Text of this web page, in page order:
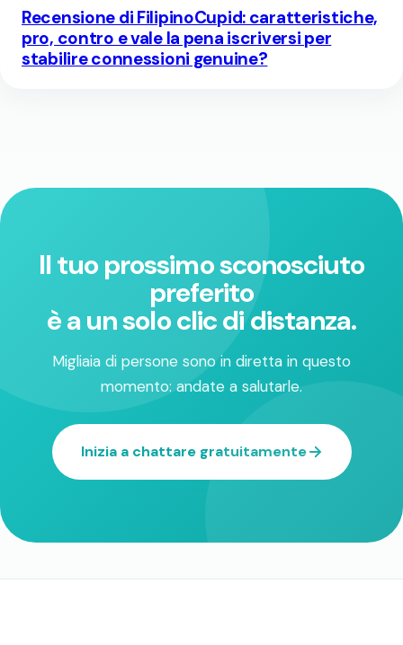
Recensione di FilipinoCupid: caratteristiche,
pro, contro e vale la pena iscriversi per
stabilire connessioni genuine?
Il tuo prossimo sconosciuto
preferito
è a un solo clic di distanza.
Migliaia di persone sono in diretta in questo
momento: andate a salutarle.
Inizia a chattare gratuitamente